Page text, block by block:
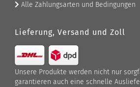
Alle Zahlungsarten und Bedingungen
Lieferung, Versand und Zoll
Unsere Produkte werden nicht nur
garantieren auch eine schnelle